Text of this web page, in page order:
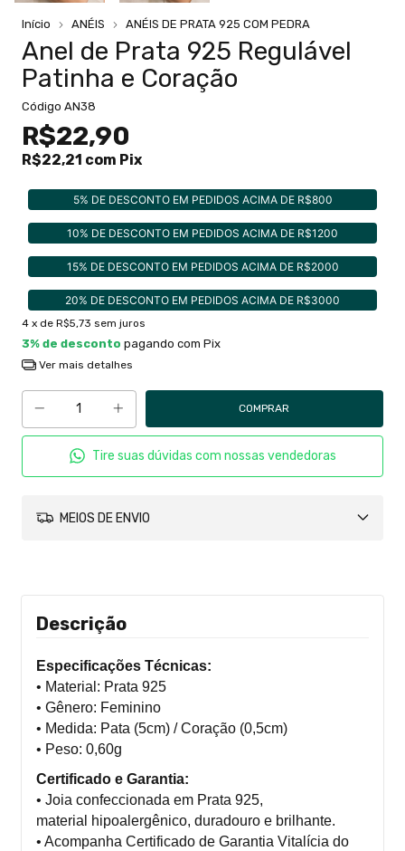
Início ANÉIS ANÉIS DE PRATA 925 COM PEDRA
Anel de Prata 925 Regulável
Patinha e Coração
Código AN38
R$22,90
R$22,21 com Pix
5% DE DESCONTO EM PEDIDOS ACIMA DE R$800
10% DE DESCONTO EM PEDIDOS ACIMA DE R$1200
15% DE DESCONTO EM PEDIDOS ACIMA DE R$2000
20% DE DESCONTO EM PEDIDOS ACIMA DE R$3000
4 x de R$5,73 sem juros
3% de desconto pagando com Pix
Ver mais detalhes
Tire suas dúvidas com nossas vendedoras
MEIOS DE ENVIO
Descrição
Especificações Técnicas:
• Material: Prata 925
• Gênero: Feminino
• Medida: Pata (5cm) / Coração (0,5cm)
• Peso: 0,60g
Certificado e Garantia:
• Joia confeccionada em Prata 925,
material
hipoalergênico, duradouro e brilhante.
• Acompanha Certificado de Garantia Vitalícia do